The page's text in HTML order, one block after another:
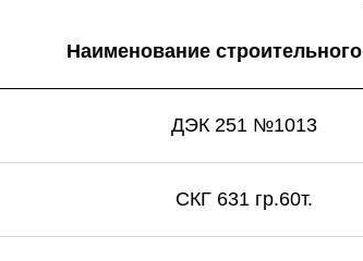
Наименование
ДЭК 251 №1013
СКГ 631 гр.60т.